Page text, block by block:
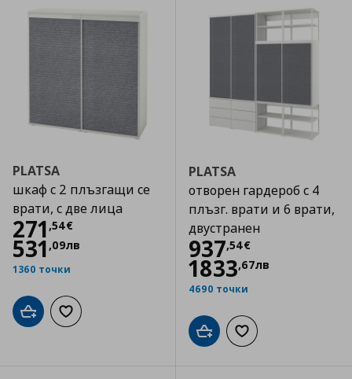
PLATSA
шкаф с 2 плъзгащи се
врати, с две лица
271 ,54€
Цена
531 ,09лв
1360 точки
Добави в кошницата
Добави към списъка с любими
PLATSA
отворен гардероб с 4
плъзг. врати и 6 врати,
двустранен
937,54€
Цена
1833,67лв
4690 точки
Добави в кошницата
Добави към